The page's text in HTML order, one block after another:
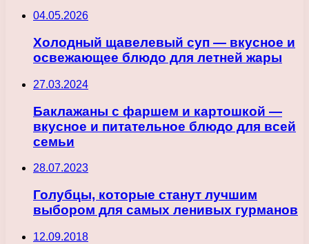
04.05.2026
Холодный щавелевый суп — вкусное и
освежающее блюдо для летней жары
27.03.2024
Баклажаны с фаршем и картошкой —
вкусное и питательное блюдо для всей
семьи
28.07.2023
Голубцы, которые станут лучшим
выбором для самых ленивых гурманов
12.09.2018